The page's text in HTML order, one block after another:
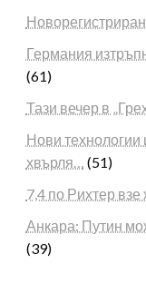
Германия
(61)
Тази вечер в
Нови
хвърля… (51)
7,4 по Рихтер
Анкара: Путин
(39)